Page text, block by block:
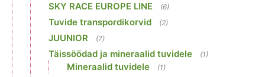
SKY RACE EUROPE LINE (6)
Tuvide transpordikorvid (2)
JUUNIOR (7)
Täissöödad ja mineraalid tuvidele (1)
Mineraalid tuvidele (1)